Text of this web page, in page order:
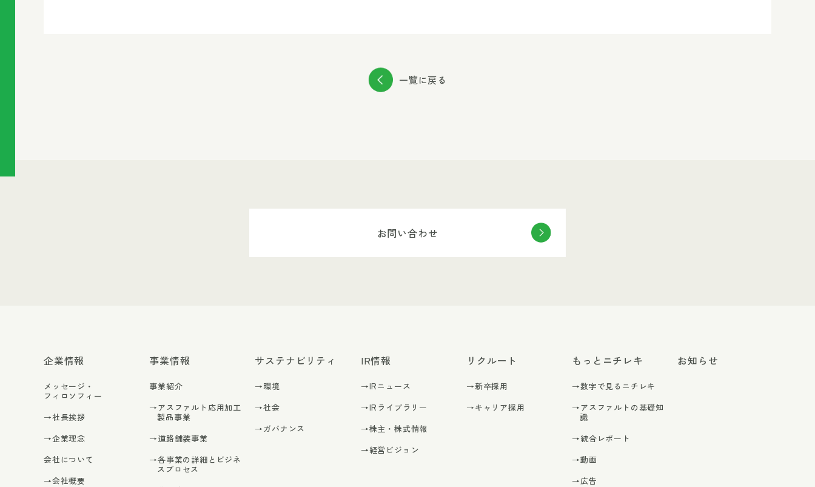
一覧に戻る
お問い合わせ
企業情報
メッセージ・
フィロソフィー
→社長挨拶
→企業理念
会社について
→会社概要
事業情報
事業紹介
→アスファルト応用加工
製品事業
→道路舗装事業
→各事業の詳細とビジネ
スプロセス
サステナビリティ
→環境
→社会
→ガバナンス
IR情報
→IRニュース
→IRライブラリー
→株主・株式情報
→経営ビジョン
リクルート
→新卒採用
→キャリア採用
もっとニチレキ
→数字で見るニチレキ
→アスファルトの基礎知
識
→統合レポート
→動画
→広告
お知らせ